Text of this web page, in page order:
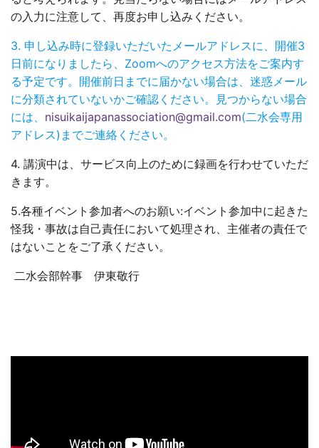
の入力に注意して、再度お申し込みください。
3. 申し込み時に登録いただいたメールアドレスに、開催3
日前になりましたら、Zoomへのアクセス方法をご案内す
る予定です。開催前日までに届かない場合は、迷惑メール
に分類されていないかご確認ください。見つからない場合
には、 nisuikaijapanassociation@gmail.com(二水会専用
アドレス)までご連絡ください。
4. 講演中は、サービス向上のために録画を行わせていただ
きます。
5.各種イベント参加者へのお願い:イベント参加中に起きた
怪我・事故は自己責任において処理され、主催者の責任で
はないことをご了承ください。
二水会部幹事 伊東敬行